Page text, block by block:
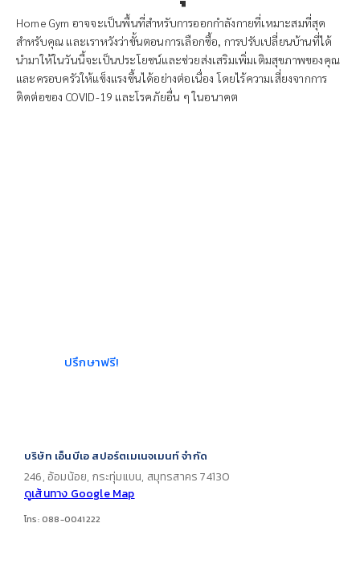
Home Gym อาจจะเป็นพื้นที่สำหรับการออกกำลังกายที่เหมาะสมที่สุด
สำหรับคุณ และเราหวังว่าขั้นตอนการเลือกซื้อ, การปรับเปลี่ยนบ้านที่ได้
นำมาให้ในวันนี้จะเป็นประโยชน์และช่วยส่งเสริมเพิ่มเติมสุขภาพของคุณ
และครอบครัวให้แข็งแรงขึ้นได้อย่างต่อเนื่อง โดยไร้ความเสี่ยงจากการ
ติดต่อของ COVID-19 และโรคภัยอื่น ๆ ในอนาคต
ปรึกษาฟรี!
บริษัท เอ็นบีเอ สปอร์ตเมเนจเมนท์ จำกัด
246, อ้อมน้อย, กระทุ่มแบน, สมุทรสาคร 74130
ดูเส้นทาง Google Map
โทร: 088-0041222